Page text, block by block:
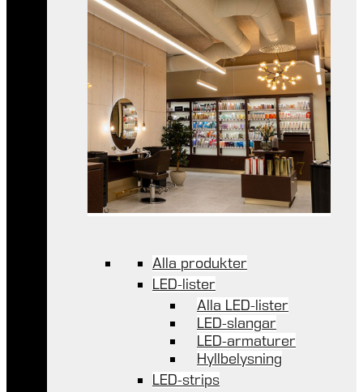
Alla produkter
LED-lister
Alla LED-lister
LED-slangar
LED-armaturer
Hyllbelysning
LED-strips